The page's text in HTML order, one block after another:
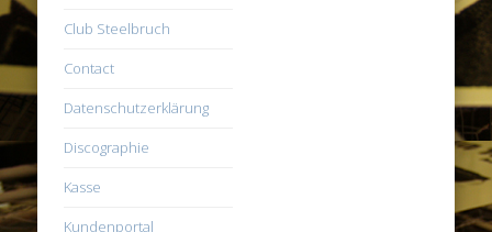
Club Steelbruch
Contact
Datenschutzerklärung
Discographie
Kasse
Kundenportal